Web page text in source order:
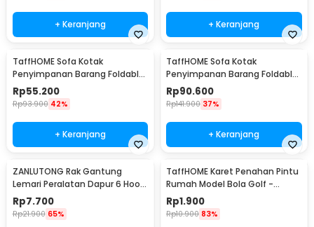
+ Keranjang + Keranjang
TaffHOME Sofa Kotak
Penyimpanan Barang Foldable
Storage Box 30x30x30cm - L170
Rp55.200
Rp93.900 42%
+ Keranjang
TaffHOME Sofa Kotak
Penyimpanan Barang Foldable
Storage Box 48x30x30cm - L170
Rp90.600
Rp141.900 37%
+ Keranjang
ZANLUTONG Rak Gantung
Lemari Peralatan Dapur 6 Hook
Besi - 2137
Rp7.700
Rp21.900 65%
TaffHOME Karet Penahan Pintu
Rumah Model Bola Golf -
HDS209
Rp1.900
Rp10.900 83%